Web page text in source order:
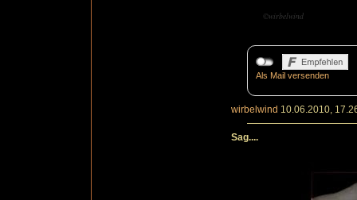
©wirbelwind
Als Mail versenden
wirbelwind 10.06.2010,
Sag....